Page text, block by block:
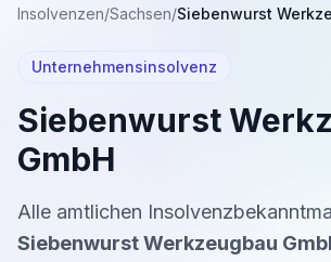
Insolvenzen/Sachsen/Siebenwurst
Unternehmensinsolvenz
Siebenwurst
GmbH
Alle amtlichen
Siebenwurst Werkzeugbau